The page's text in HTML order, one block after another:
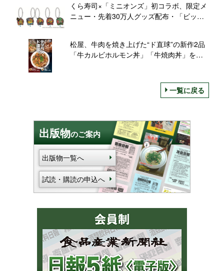
くら寿司×「ミニオンズ」初コラボ、限定メ
ニュー・先着30万人グッズ配布・「ビッく
松屋、牛肉を焼き上げた“ド直球”の新作2品
「牛カルビホルモン丼」「牛焼肉丼」を販
一覧に戻る
出版物のご案内
出版物一覧へ
試読・購読の申込へ